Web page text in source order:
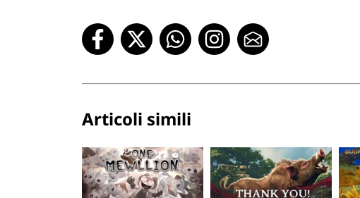
Articoli simili